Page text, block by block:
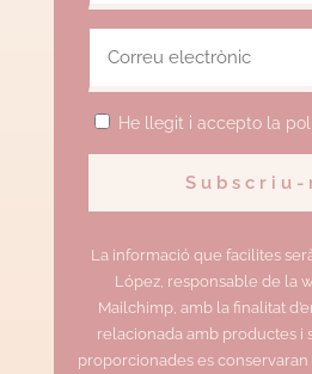
He llegit i accepto la
La informació que facilites
López, responsable de la
Mailchimp, amb la finalitat
relacionada amb productes i
proporcionades es